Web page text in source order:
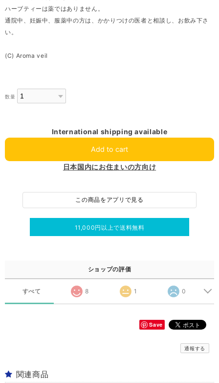
ハーブティーは薬ではありません。
通院中、妊娠中、服薬中の方は、かかりつけの医者と相談し、お飲み下さ
い。
(C) Aroma veil
数量
International shipping available
Add to cart
日本国内にお住まいの方向け
この商品をアプリで見る
11,000円以上で送料無料
ショップの評価
すべて 8 1 0
Save
通報する
関連商品